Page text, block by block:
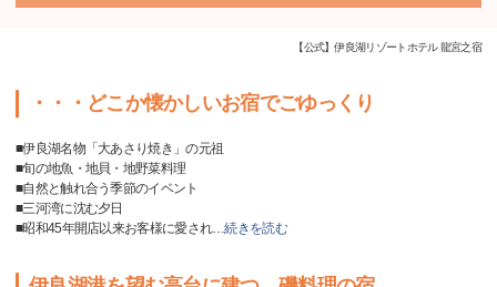
【公式】伊良湖リゾートホテル 龍宮之宿
・・・どこか懐かしいお宿でごゆっくり
■伊良湖名物「大あさり焼き」の元祖
■旬の地魚・地貝・地野菜料理
■自然と触れ合う季節のイベント
■三河湾に沈む夕日
■昭和45年開店以来お客様に愛され…続きを読む